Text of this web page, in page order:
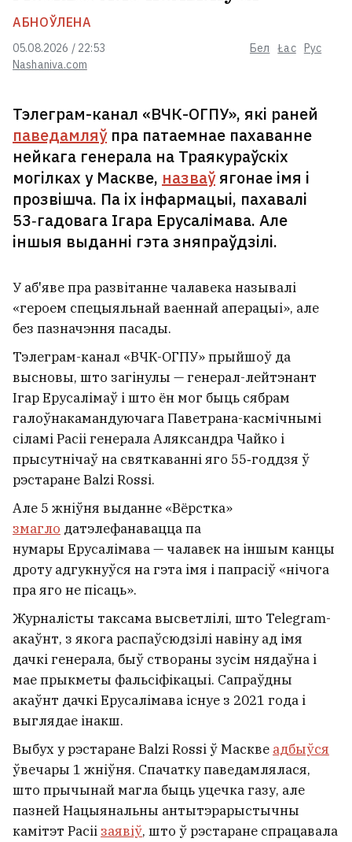
АБНОЎЛЕНА
Nashaniva.com
05.08.2026 / 22:53 Бел Łac Рус
Тэлеграм-канал «ВЧК-ОГПУ», які раней
паведамляўпра патаемнае пахаванне
нейкага генерала на Траякураўскіх
могілках у Маскве, назваўягонае імя і
прозвішча. Па іх інфармацыі, пахавалі
53‑гадовага Ігара Ерусалімава. Але
іншыя выданні гэта зняпраўдзілі.
У аб'яве пра развітанне чалавека называлі
«героем спецыяльнай ваеннай аперацыі», але
без пазначэння пасады.
Тэлеграм-канал «ВЧК-ОГПУ» прыйшоў да
высновы, што загінулы — генерал-лейтэнант
Ігар Ерусалімаў і што ён мог быць сябрам
галоўнакамандуючага Паветрана-касмічнымі
сіламі Расіі генерала Аляксандра Чайко і
прысутнічаў на святкаванні яго 55‑годдзя ў
рэстаране Balzi Rossi.
Але 5 жніўня выданне «Вёрстка»
змагло датэлефанавацца па
нумары Ерусалімава — чалавек на іншым канцы
дроту адгукнуўся на гэта імя і папрасіў «нічога
пра яго не пісаць».
Журналісты таксама высветлілі, што Telegram-
акаўнт, з якога распаўсюдзілі навіну ад імя
дачкі генерала, быў створаны зусім нядаўна і
мае прыкметы фальсіфікацыі. Сапраўдны
акаўнт дачкі Ерусалімава існуе з 2021 года і
выглядае інакш.
Выбух у рэстаране Balzi Rossi ў Маскве адбыўся
ўвечары 1 жніўня. Спачатку паведамлялася,
што прычынай магла быць уцечка газу, але
пазней Нацыянальны антытэрарыстычны
камітэт Расіі заявіў, што ў рэстаране спрацавала